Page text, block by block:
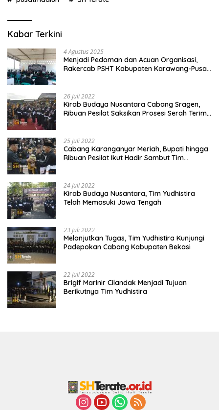
Kabar Terkini
4 Agustus 2025
Menjadi Pedoman dan Acuan Organisasi,
Rakercab PSHT Kabupaten Karawang-Pusat
26 Juli 2022
Kirab Budaya Nusantara Cabang Sragen,
Ribuan Pesilat Saksikan Prosesi Serah Terima
25 Juli 2022
Cabang Karanganyar Meriah, Bupati hingga
Ribuan Pesilat Ikut Hadir Sambut Tim
24 Juli 2022
Kirab Budaya Nusantara, Tim Yudhistira
Telah Memasuki Jawa Tengah
23 Juli 2022
Melanjutkan Tugas, Tim Yudhistira Kunjungi
Padepokan Cabang Kabupaten Bekasi
22 Juli 2022
Brigif Marinir Cilandak Menjadi Tujuan
Berikutnya Tim Yudhistira